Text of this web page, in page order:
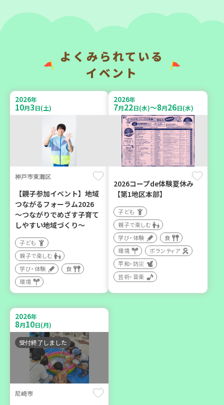
西宮市
野菜を食べよう！ベジ活キ
ャンペーン【第２地区】
豊岡市
大人の発達障がいを学び、
親子で心を軽くしません
か？
大人向け
学び・体験
2026年
10月6日(火)
西牟婁郡上富田町岩田
「フードプラン上富田みか
ん」バスで行く 産地見学＆
生産者交流会
学び・体験 食
よくみられている
イベント
2026年
10月3日(土)
神戸市東灘区
【親子参加イベント】地域
つながるフォーラム2026
～つながりでめざす子育て
しやすい地域づくり～
子ども
親子で楽しむ
学び・体験
食
環境
2026年
7月22日(水)～8月26日(水)
2026コープde体験夏休み
【第1地区本部】
子ども
親子で楽しむ
学び・体験
食
環境
ボランティア
平和・防災
芸術・音楽
2026年
8月10日(月)
受付終了しました
尼崎市